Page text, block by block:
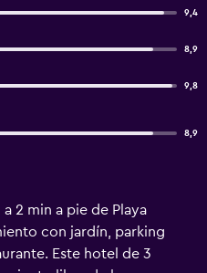
9,4
8,9
9,8
8,9
2 min a pie de Playa
con jardín, parking
Este hotel de 3